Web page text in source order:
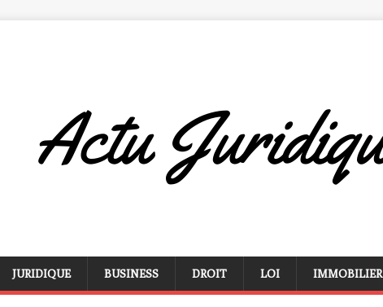
JURIDIQUE BUSINESS DROIT LOI IMMOBILIER